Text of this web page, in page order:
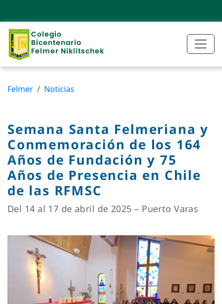
Felmer Noticias
Semana Santa Felmeriana y
Conmemoración de los 164
Años de Fundación y 75
Años de Presencia en Chile
de las RFMSC
Del 14 al 17 de abril de 2025 – Puerto Varas